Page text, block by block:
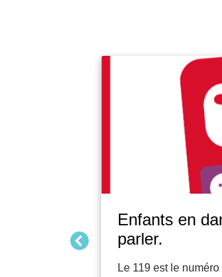
Retrouvez le
Associations!
Un outil qui vous